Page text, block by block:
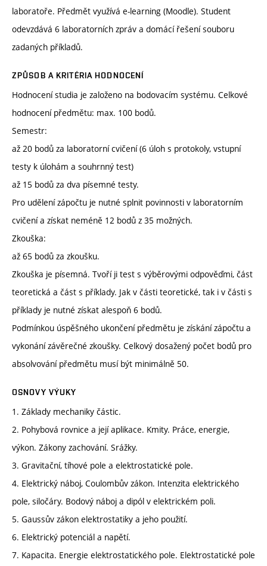
laboratoře. Předmět využívá e-learning (Moodle). Student
odevzdává 6 laboratorních zpráv a domácí řešení souboru
zadaných příkladů.
ZPŮSOB A KRITÉRIA HODNOCENÍ
Hodnocení studia je založeno na bodovacím systému. Celkové
hodnocení předmětu: max. 100 bodů.
Semestr:
až 20 bodů za laboratorní cvičení (6 úloh s protokoly, vstupní
testy k úlohám a souhrnný test)
až 15 bodů za dva písemné testy.
Pro udělení zápočtu je nutné splnit povinnosti v laboratorním
cvičení a získat neméně 12 bodů z 35 možných.
Zkouška:
až 65 bodů za zkoušku.
Zkouška je písemná. Tvoří ji test s výběrovými odpověďmi, část
teoretická a část s příklady. Jak v části teoretické, tak i v části s
příklady je nutné získat alespoň 6 bodů.
Podmínkou úspěšného ukončení předmětu je získání zápočtu a
vykonání závěrečné zkoušky. Celkový dosažený počet bodů pro
absolvování předmětu musí být minimálně 50.
OSNOVY VÝUKY
1. Základy mechaniky částic.
2. Pohybová rovnice a její aplikace. Kmity. Práce, energie,
výkon. Zákony zachování. Srážky.
3. Gravitační, tíhové pole a elektrostatické pole.
4. Elektrický náboj, Coulombův zákon. Intenzita elektrického
pole, siločáry. Bodový náboj a dipól v elektrickém poli.
5. Gaussův zákon elektrostatiky a jeho použití.
6. Elektrický potenciál a napětí.
7. Kapacita. Energie elektrostatického pole. Elektrostatické pole